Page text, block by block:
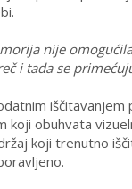
nije
i tada se
koji obuhvata
koji trenutno